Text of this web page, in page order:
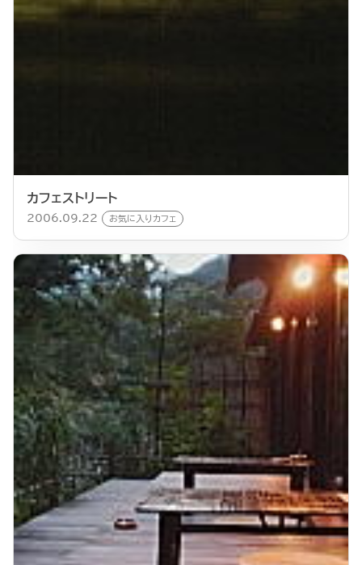
カフェストリート
2006.09.22 お気に入りカフェ